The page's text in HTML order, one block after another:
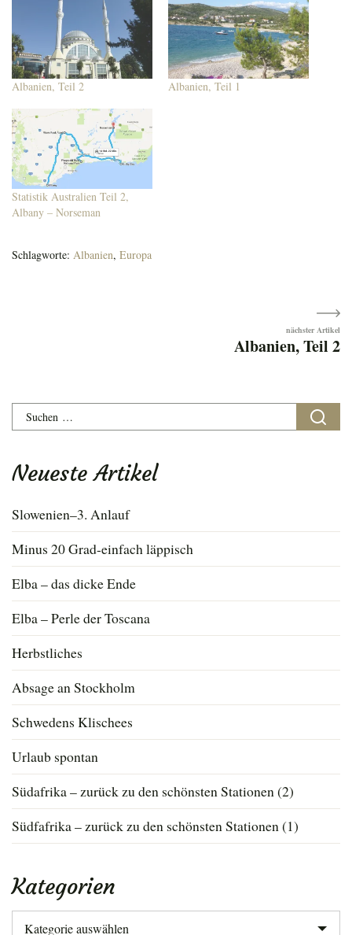
Albanien, Teil 2 Albanien, Teil 1
Statistik Australien Teil 2,
Albany – Norseman
Schlagworte: Albanien, Europa
Albanien, Teil 2
Suchen
nach:
Neueste Artikel
Slowenien–3. Anlauf
Minus 20 Grad-einfach läppisch
Elba – das dicke Ende
Elba – Perle der Toscana
Herbstliches
Absage an Stockholm
Schwedens Klischees
Urlaub spontan
Südafrika – zurück zu den schönsten Stationen (2)
Südfafrika – zurück zu den schönsten Stationen (1)
Kategorien
Kategorien